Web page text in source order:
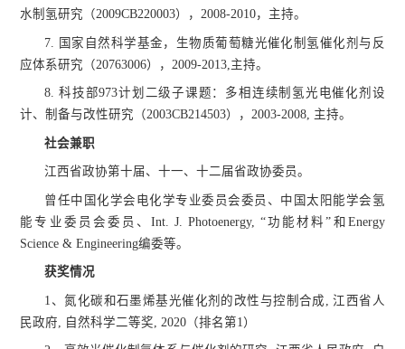
水制氢研究（2009CB220003），2008-2010，主持。
7. 国家自然科学基金，生物质葡萄糖光催化制氢催化剂与反
应体系研究（20763006），2009-2013,主持。
8. 科技部973计划二级子课题：多相连续制氢光电催化剂设
计、制备与改性研究（2003CB214503），2003-2008, 主持。
社会兼职
江西省政协第十届、十一、十二届省政协委员。
曾任中国化学会电化学专业委员会委员、中国太阳能学会氢
能专业委员会委员、Int. J. Photoenergy, “功能材料”和Energy
Science & Engineering编委等。
获奖情况
1、氮化碳和石墨烯基光催化剂的改性与控制合成, 江西省人
民政府, 自然科学二等奖, 2020（排名第1）